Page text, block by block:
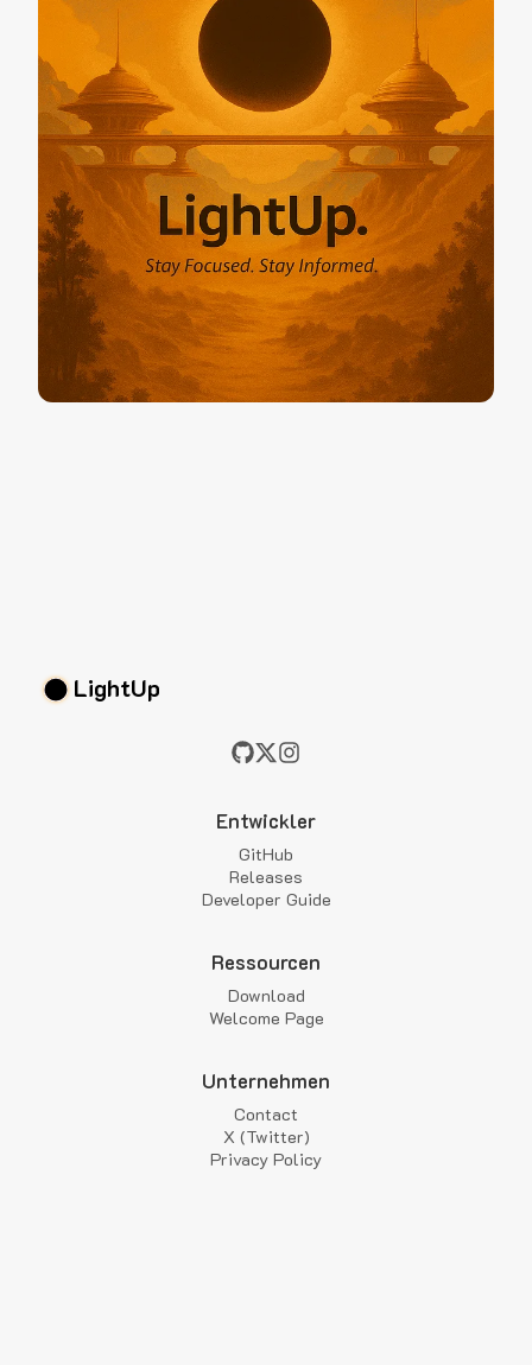
LightUp
Entwickler
GitHub
Releases
Developer Guide
Ressourcen
Download
Welcome Page
Unternehmen
Contact
X (Twitter)
Privacy Policy